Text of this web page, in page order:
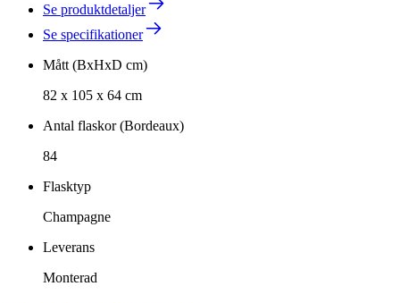
Se produktdetaljer
Se specifikationer
Mått (BxHxD cm)
82 x 105 x 64 cm
Antal flaskor (Bordeaux)
84
Flasktyp
Champagne
Leverans
Monterad